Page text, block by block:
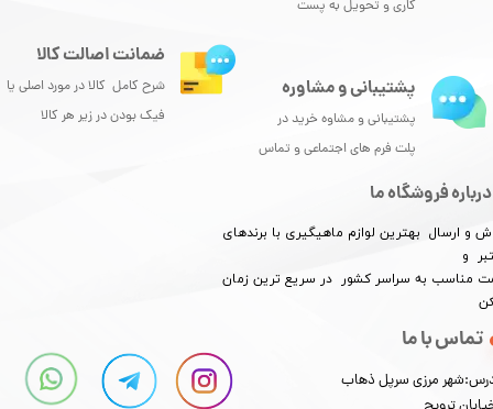
★
★ ★★
کاری و تحویل به پست
درباره فروشگاه ما
و ارسال بهترین لوازم ماهیگیری با برندهای
و
مناسب به سراسر کشور در سریع ترین زمان
تماس با ما
مرزی سرپل ذهاب
پشتیبانی و مشاوره
پشتیبانی و مشاوه خرید در
پلت فرم های اجتماعی و تماس
ضمانت اصالت کالا
شرح کامل کالا در مورد اصلی یا
فیک بودن در زیر هر کالا